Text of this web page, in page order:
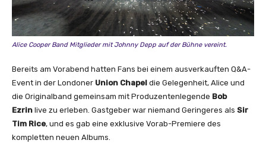
Alice Cooper Band Mitglieder mit Johnny Depp auf der Bühne vereint.
Bereits am Vorabend hatten Fans bei einem ausverkauften Q&A-
Event in der Londoner Union Chapel die Gelegenheit, Alice und
die Originalband gemeinsam mit Produzentenlegende Bob
Ezrin live zu erleben. Gastgeber war niemand Geringeres als Sir
Tim Rice, und es gab eine exklusive Vorab-Premiere des
kompletten neuen Albums.